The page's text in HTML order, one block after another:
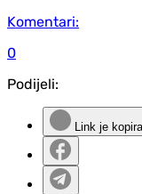
Komentari:
0
Podijeli:
Link je